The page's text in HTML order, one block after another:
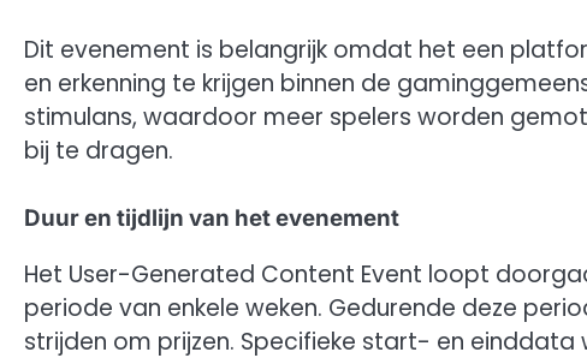
Dit evenement is belangrijk omdat het een
en erkenning te krijgen binnen de
stimulans, waardoor meer spelers worden
bij te dragen.
Duur en tijdlijn van het evenement
Het User-Generated Content Event loopt
periode van enkele weken. Gedurende deze
strijden om prijzen. Specifieke start- en